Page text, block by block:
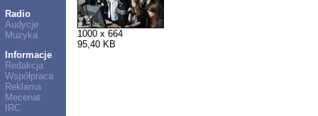
Radio
Audycje
Muzyka
Informacje
Redakcja
Współpraca
Reklama
Mecenat
IRC
1000 x 664
95,40 KB